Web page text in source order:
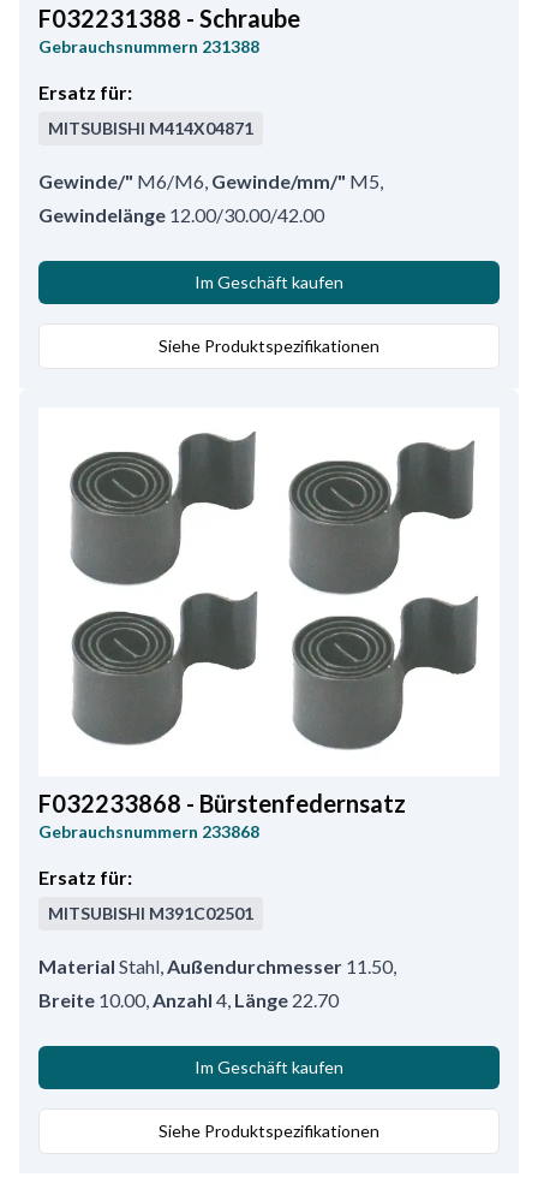
F032231388 - Schraube
Gebrauchsnummern 231388
Ersatz für:
MITSUBISHI M414X04871
Gewinde/" M6/M6, Gewinde/mm/" M5,
Gewindelänge 12.00/30.00/42.00
Im Geschäft kaufen
Siehe Produktspezifikationen
F032233868 - Bürstenfedernsatz
Gebrauchsnummern 233868
Ersatz für:
MITSUBISHI M391C02501
Material Stahl,Außendurchmesser 11.50,
Breite 10.00,Anzahl 4, Länge 22.70
Im Geschäft kaufen
Siehe Produktspezifikationen